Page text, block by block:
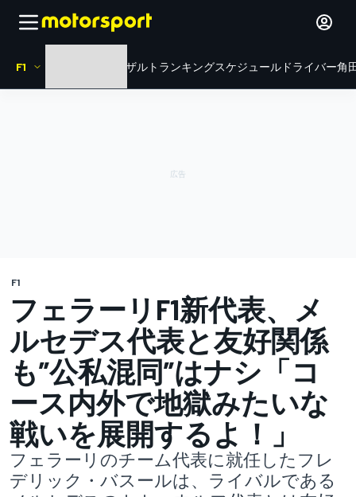
F1 リザルト ランキングスケジュール ドライバー角
F1
フェラーリF1新代表、メ
ルセデス代表と友好関係
も”公私混同”はナシ「コ
ース内外で地獄みたいな
戦いを展開するよ！」
フェラーリのチーム代表に就任したフレ
デリック・バスールは、ライバルである